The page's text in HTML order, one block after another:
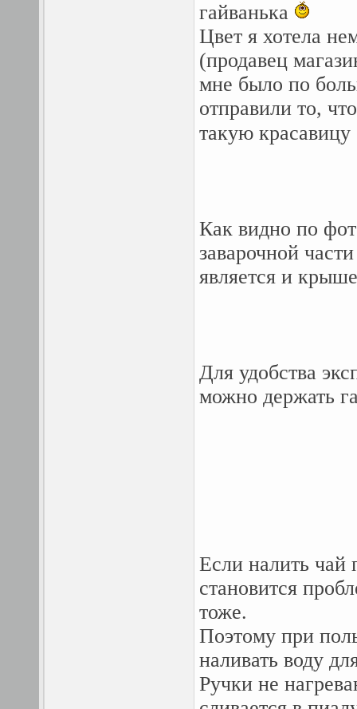
гайванька
Цвет я хотела
(продавец
мне было по
отправили то,
такую красавицу
Как видно по
заварочной
является и
Для удобства
можно держать
Если налить чай
становится
тоже.
Поэтому при
наливать воду
Ручки не